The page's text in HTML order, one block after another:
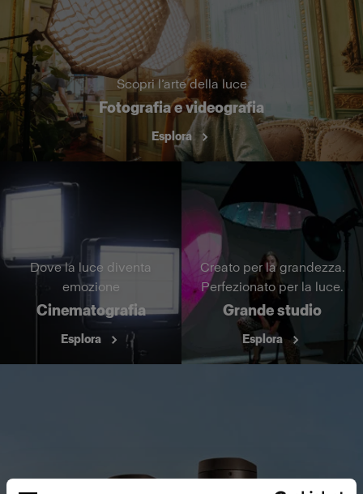
Scopri l’arte della luce
Fotografia e videografia
Esplora
Dove la luce diventa
emozione
Cinematografia
Esplora
Creato per la grandezza.
Perfezionato per la luce.
Grande studio
Esplora